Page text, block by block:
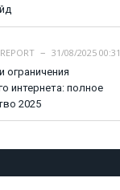
31/08/2025 00:31
ограничения
интернета: полное
2025